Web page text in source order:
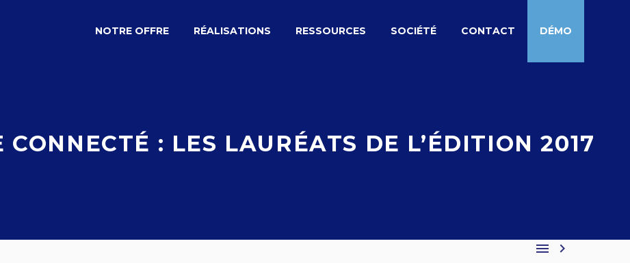
NOTRE OFFRE RÉALISATIONS RESSOURCES SOCIÉTÉ CONTACT DÉMO
: LES LAURÉATS DE L’ÉDITION 2017
 